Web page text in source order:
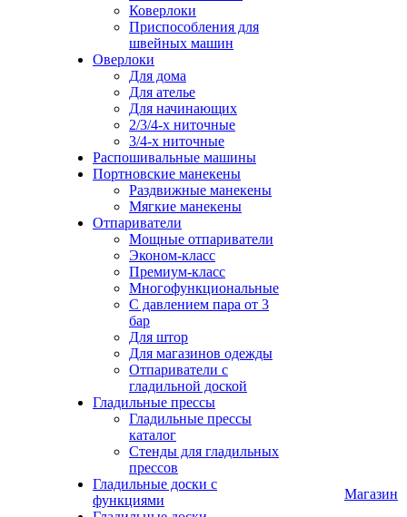
Коверлоки
Приспособления для
швейных машин
Оверлоки
Для дома
Для ателье
Для начинающих
2/3/4-х ниточные
3/4-х ниточные
Распошивальные машины
Портновские манекены
Раздвижные манекены
Мягкие манекены
Отпариватели
Мощные отпариватели
Эконом-класс
Премиум-класс
Многофункциональные
С давлением пара от 3
бар
Для штор
Для магазинов одежды
Отпариватели с
гладильной доской
Гладильные прессы
Гладильные прессы
каталог
Стенды для гладильных
прессов
Гладильные доски с
функциями
Магазин